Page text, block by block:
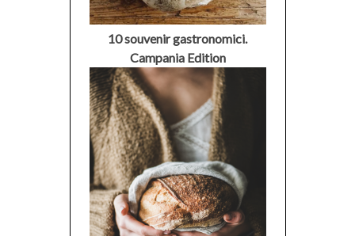
10 souvenir gastronomici.
Campania Edition